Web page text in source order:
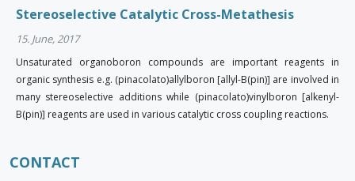
Stereoselective Catalytic Cross-Metathesis
15. June, 2017
Unsaturated organoboron compounds are important reagents in
organic synthesis e.g. (pinacolato)allylboron [allyl-B(pin)] are involved in
many stereoselective additions while (pinacolato)vinylboron [alkenyl-
B(pin)] reagents are used in various catalytic cross coupling reactions.
CONTACT